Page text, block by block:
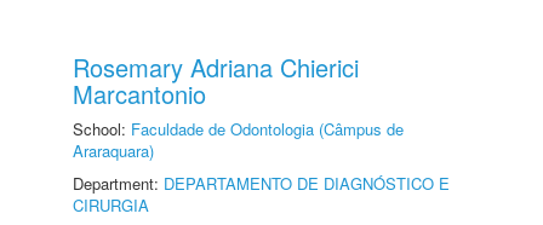
Rosemary Adriana Chierici
Marcantonio
School: Faculdade de Odontologia (Câmpus de
Araraquara)
Department: DEPARTAMENTO DE DIAGNÓSTICO E
CIRURGIA